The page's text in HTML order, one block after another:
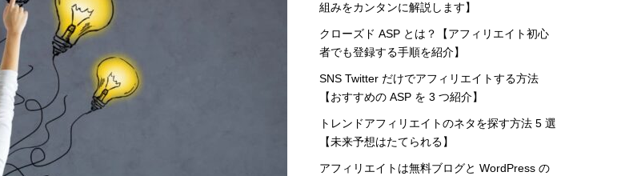
組みをカンタンに解説します】
クローズド ASP とは？【アフィリエイト初心
者でも登録する手順を紹介】
SNS Twitter だけでアフィリエイトする方法
【おすすめの ASP を 3 つ紹介】
トレンドアフィリエイトのネタを探す方法 5 選
【未来予想はたてられる】
アフィリエイトは無料ブログと WordPress の